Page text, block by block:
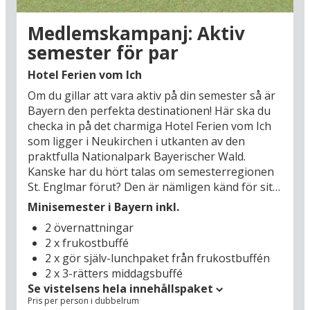
und Freizeitpark som kombinerar den klassiska
nöjesparken med Bayerns betagande natur och
bjuder på roliga upplevelser för alla åldrar.
Under båda sommar som vinter kan du bli
smartare på naturfenomen i BayerWald
Xperimentarium (13 km) som har över 100
försöksstationer med naturvetenskap i fokus.
Alla barn kommer att älska en utflykt till
Mitterfels där badlandet Freibad Panoramabad
(10 km) erbjuder badupplevelser oavsett väder
och säsong. Det kan också rekommenderas att
gör en utflykt till glas- och snideriverkstäderna i
Bodenmais (44 km) eller till den världsarvslistade
borgen Regensburg. Trevlig semester i Bayern!
Medlemskampanj: Aktiv
semester för par
Hotel Ferien vom Ich
Om du gillar att vara aktiv på din semester så är
Bayern den perfekta destinationen! Här ska du
checka in på det charmiga Hotel Ferien vom Ich
som ligger i Neukirchen i utkanten av den
praktfulla Nationalpark Bayerischer Wald.
Kanske har du hört talas om semesterregionen
St. Englmar förut? Den är nämligen känd för sitt
stora urval av semesteraktiviteter året runt.
Vintermånaderna bjuder på fina möjligheter för
skidåkning – både alpin utförsåkning och
längdskidåkning – och när våren knackar på med
sin ljuvliga vårsol och de första knopparna som
brister drar folk på sig vandringskängorna och
plockar fram sina cyklar och ger sig ut i den
Minisemester i Bayern inkl.
2 övernattningar
2 x frukostbuffé
2 x gör själv-lunchpaket från frukostbuffén
2 x 3-rätters middagsbuffé
Se vistelsens hela innehållspaket
Pris per person i dubbelrum